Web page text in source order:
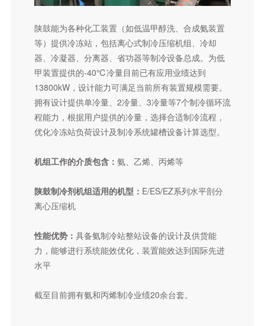
催化裂化装置—主风机、富气压缩机、增压机
焦化装置—富气压缩机
循环氢气离心压缩机组
原料空气压缩机组
丙烷/混合脱氢机组
燃气蒸汽联合发电装置燃气调压站机组
基础化工及煤化工领域用离心机组
煤制乙二醇装置压缩机组
化工制冷机组
膨胀机总体介绍
汽轮机
高炉余压能量回收透平机组（TRT）
陕鼓能为各种化工装置（如低温甲醇洗、合成氨装置
等）提供冷冻站，包括离心式制冷压缩机组、冷却
器、冷凝器、分离器、省功器等制冷设备总成。为低
甲装置提供的-40℃冷量目前已有应用业绩达到
13800kW，设计能力可满足当前所有装置规模需要。
拥有设计提供单冷量、2冷量、3冷量等7个制冷循环流
程能力，根据用户提供的冷量，选择合适制冷流程，
优化冷冻站负荷设计及制冷系统罐槽设备计算选型。
机组工作的介质包含： 氨、乙烯、丙烯等
陕鼓制冷剂机组适用的机型： E/ES/EZ系列水平剖分
离心压缩机
性能优势： 具备氨制冷站整站设备的设计及供货能
力，能够进行系统能效优化，装置能效达到国际先进
水平
截至目前拥有氨和丙烯制冷业绩20余台套。